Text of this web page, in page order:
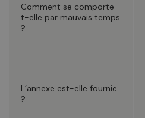
Comment se comporte-
t-elle par mauvais temps
?
L’annexe est-elle fournie
?